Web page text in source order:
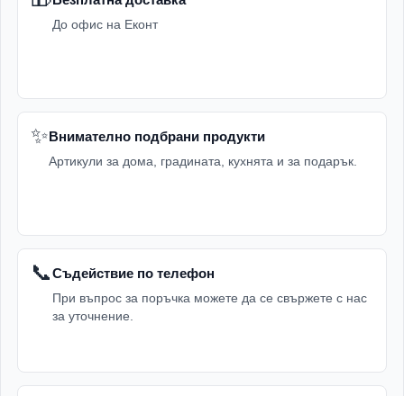
До офис на Еконт
✨Внимателно подбрани продукти
Артикули за дома, градината, кухнята и за подарък.
📞Съдействие по телефон
При въпрос за поръчка можете да се свържете с нас
за уточнение.